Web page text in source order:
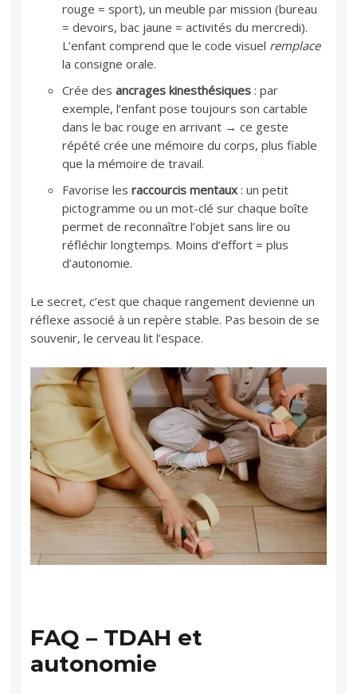
rouge = sport), un meuble par mission (bureau
= devoirs, bac jaune = activités du mercredi).
L’enfant comprend que le code visuel remplace
la consigne orale.
Crée desancrages kinesthésiques : par
exemple, l’enfant pose toujours son cartable
dans le bac rouge en arrivant → ce geste
répété crée une mémoire du corps, plus fiable
que la mémoire de travail.
Favorise lesraccourcis mentaux: un petit
pictogramme ou un mot-clé sur chaque boîte
permet de reconnaître l’objet sans lire ou
réfléchir longtemps. Moins d’effort = plus
d’autonomie.
Le secret, c’est que chaque rangement devienne un
réflexe associé à un repère stable. Pas besoin de se
souvenir, le cerveau lit l’espace.
FAQ – TDAH et
autonomie